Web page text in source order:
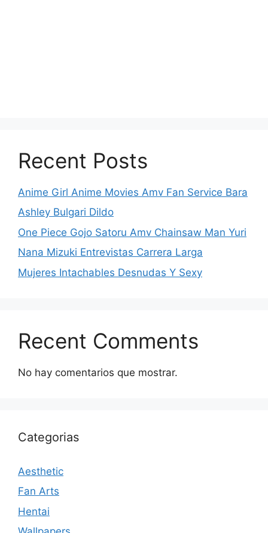
Recent Posts
Anime Girl Anime Movies Amv Fan Service Bara
Ashley Bulgari Dildo
One Piece Gojo Satoru Amv Chainsaw Man Yuri
Nana Mizuki Entrevistas Carrera Larga
Mujeres Intachables Desnudas Y Sexy
Recent Comments
No hay comentarios que mostrar.
Categorias
Aesthetic
Fan Arts
Hentai